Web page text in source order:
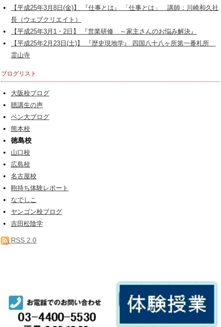
【平成25年3月8日(金)】 『仕事とは』 「仕事とは」 講師：川崎和久社
長（ウェブクリエイト）
【平成25年3月1・2日】 『営業研修 ～家主さんのお悩み解決』
【平成25年2月23日(土)】 『歴史現地学』 四国八十八ヶ所第一番札所
霊山寺
ブログリスト
大阪校ブログ
聴講生の声
ベン大ブログ
熊本校
徳島校
山口校
広島校
名古屋校
鞄持ち体験レポート
なでしこ
ヤンゴン校ブログ
吉田松陰学
RSS 2.0